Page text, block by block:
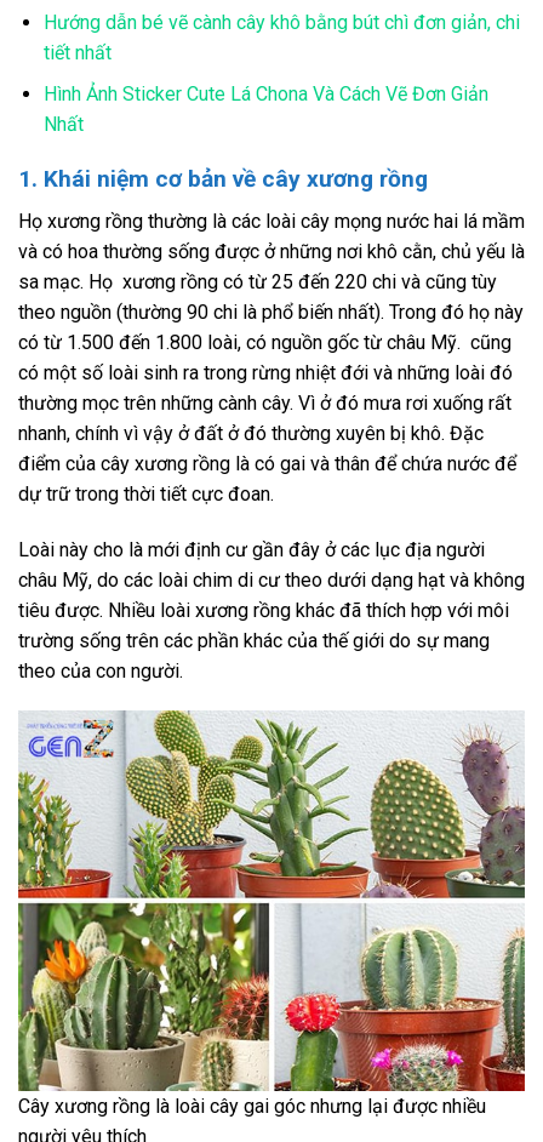
Hướng dẫn bé vẽ cành cây khô bằng bút chì đơn giản, chi
tiết nhất
Hình Ảnh Sticker Cute Lá Chona Và Cách Vẽ Đơn Giản
Nhất
1. Khái niệm cơ bản về cây xương rồng
Họ xương rồng thường là các loài cây mọng nước hai lá mầm
và có hoa thường sống được ở những nơi khô cằn, chủ yếu là
sa mạc. Họ xương rồng có từ 25 đến 220 chi và cũng tùy
theo nguồn (thường 90 chi là phổ biến nhất). Trong đó họ này
có từ 1.500 đến 1.800 loài, có nguồn gốc từ châu Mỹ. cũng
có một số loài sinh ra trong rừng nhiệt đới và những loài đó
thường mọc trên những cành cây. Vì ở đó mưa rơi xuống rất
nhanh, chính vì vậy ở đất ở đó thường xuyên bị khô. Đặc
điểm của cây xương rồng là có gai và thân để chứa nước để
dự trữ trong thời tiết cực đoan.
Loài này cho là mới định cư gần đây ở các lục địa người
châu Mỹ, do các loài chim di cư theo dưới dạng hạt và không
tiêu được. Nhiều loài xương rồng khác đã thích hợp với môi
trường sống trên các phần khác của thế giới do sự mang
theo của con người.
Cây xương rồng là loài cây gai góc nhưng lại được nhiều
người yêu thích